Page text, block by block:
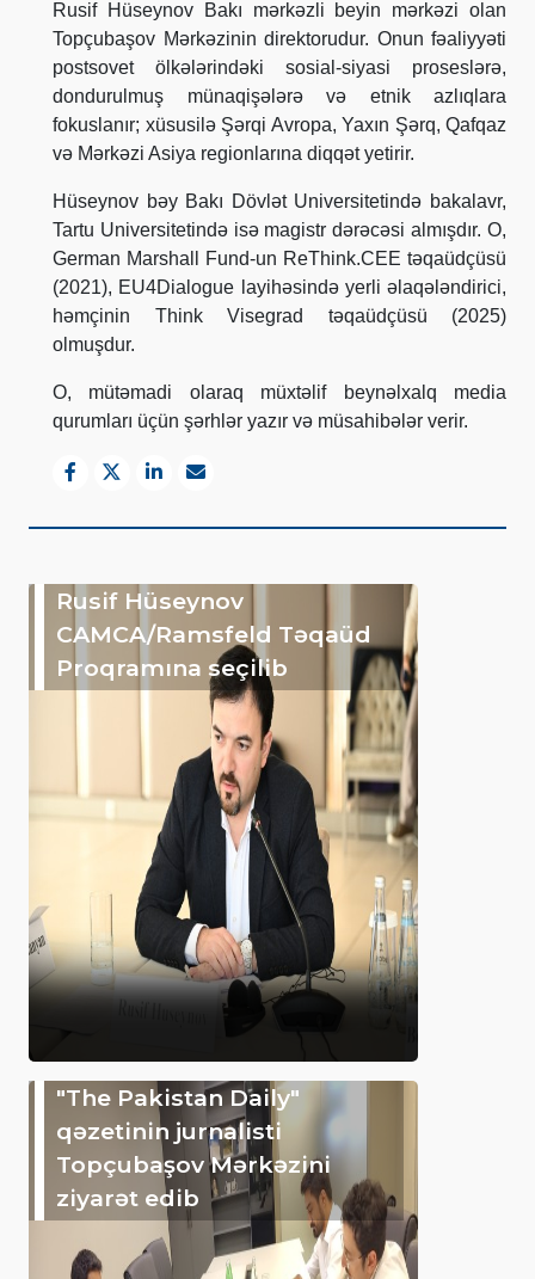
Rusif Hüseynov Bakı mərkəzli beyin mərkəzi olan
Topçubaşov Mərkəzinin direktorudur. Onun fəaliyyəti
postsovet ölkələrindəki sosial-siyasi proseslərə,
dondurulmuş münaqişələrə və etnik azlıqlara
fokuslanır; xüsusilə Şərqi Avropa, Yaxın Şərq, Qafqaz
və Mərkəzi Asiya regionlarına diqqət yetirir.
Hüseynov bəy Bakı Dövlət Universitetində bakalavr,
Tartu Universitetində isə magistr dərəcəsi almışdır. O,
German Marshall Fund-un ReThink.CEE təqaüdçüsü
(2021), EU4Dialogue layihəsində yerli əlaqələndirici,
həmçinin Think Visegrad təqaüdçüsü (2025)
olmuşdur.
O, mütəmadi olaraq müxtəlif beynəlxalq media
qurumları üçün şərhlər yazır və müsahibələr verir.
Rusif Hüseynov
CAMCA/Ramsfeld Təqaüd
Proqramına seçilib
"The Pakistan Daily"
qəzetinin jurnalisti
Topçubaşov Mərkəzini
ziyarət edib